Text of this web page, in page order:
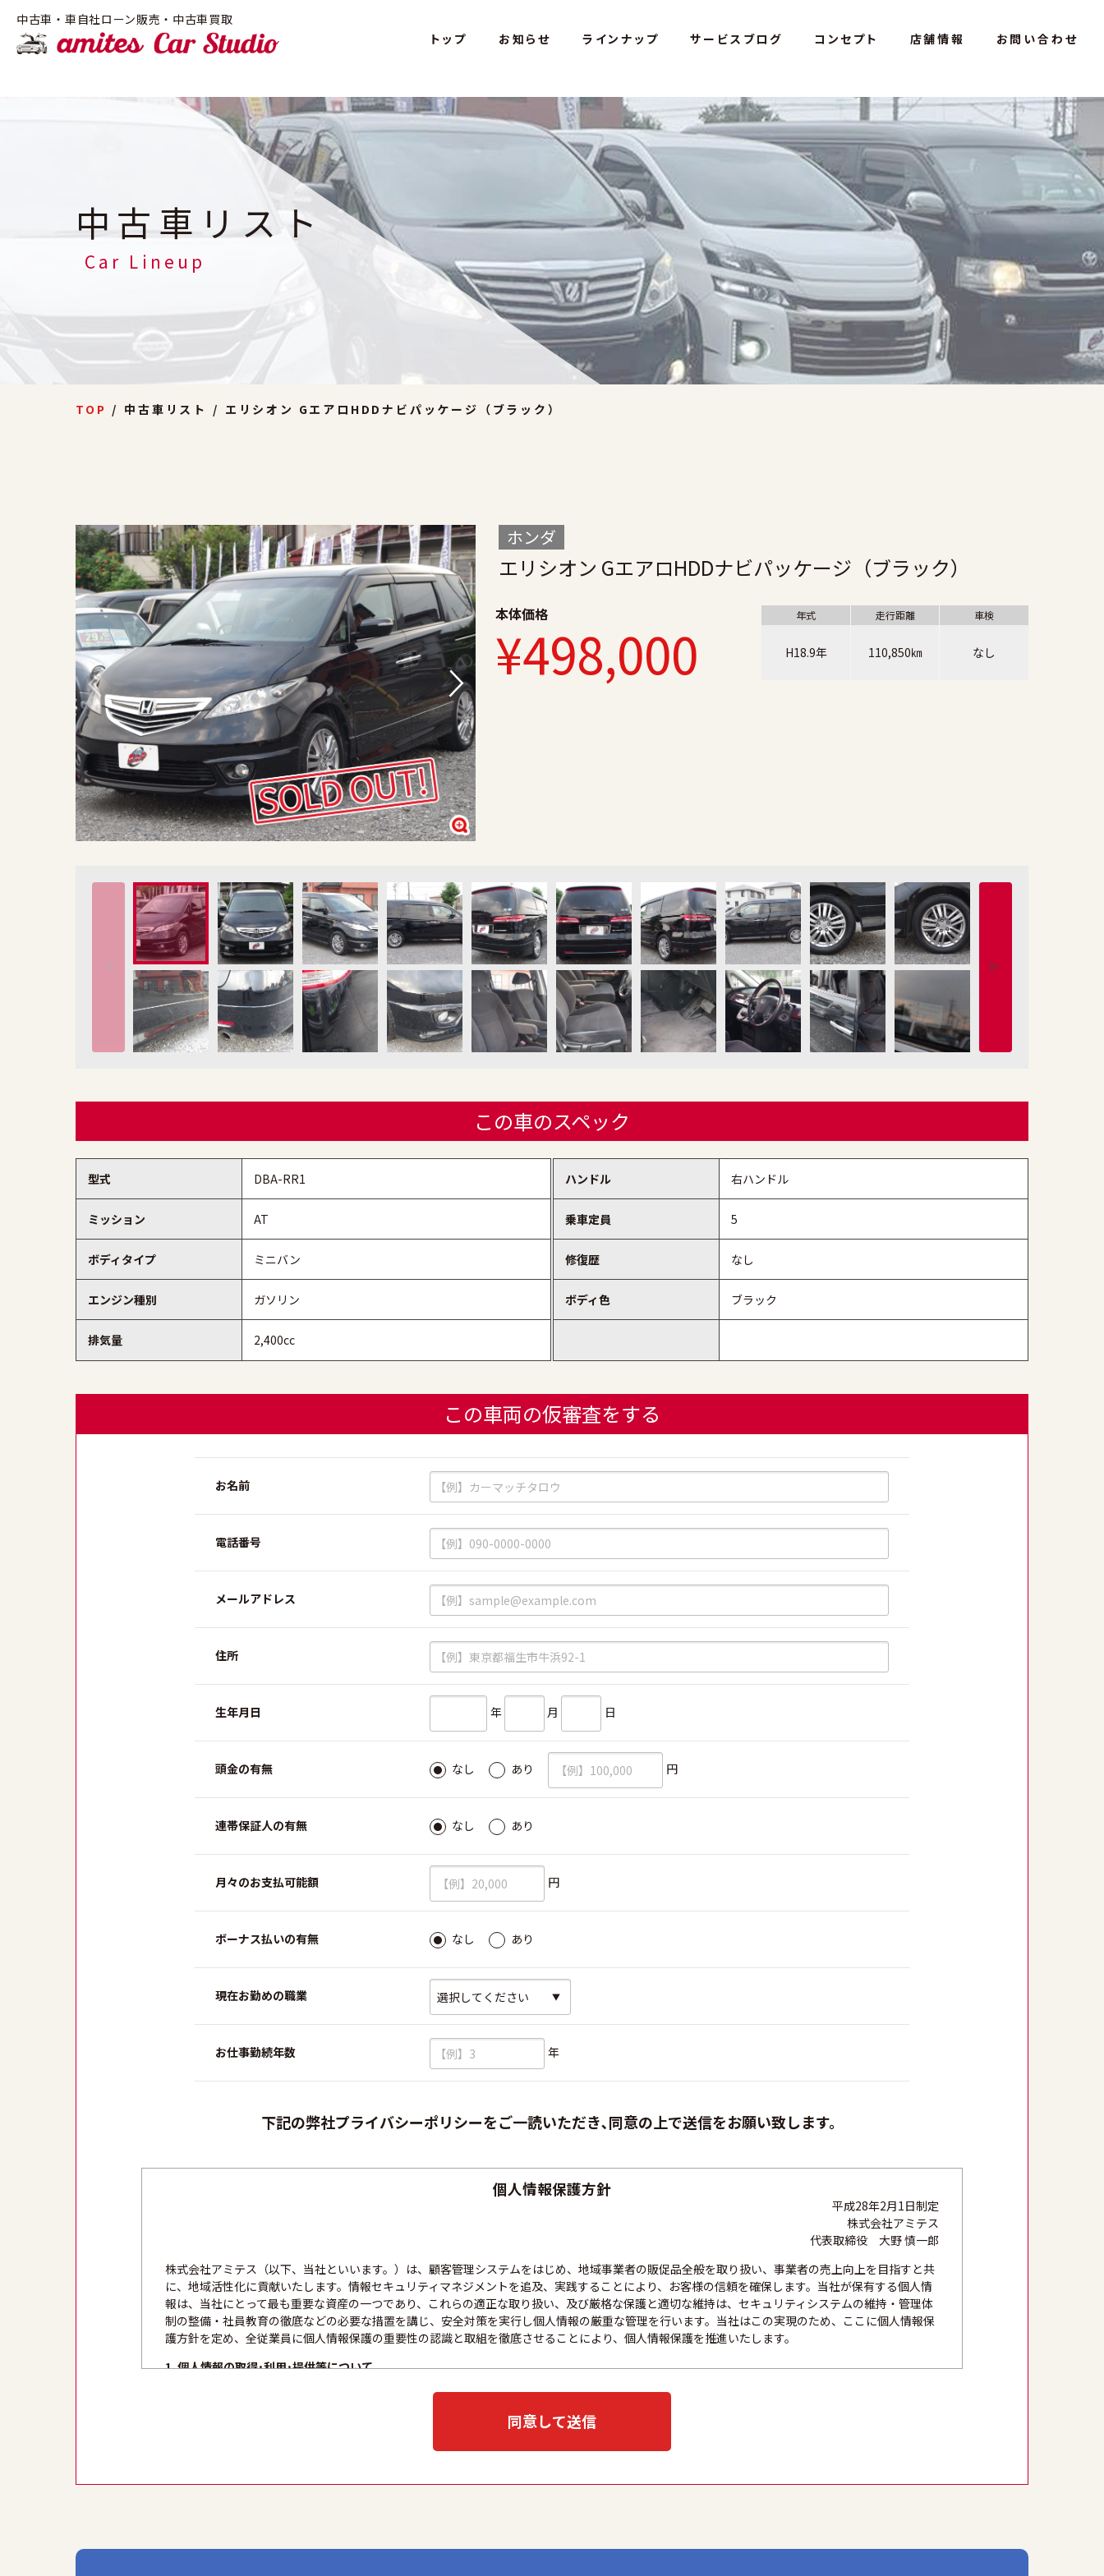
中古車・車自社ローン販売・中古車買取
amites Car Studio - アミテス カースタジオ
トップ お知らせ ラインナップ サービスブログ コンセプト 店舗情報 お問い合わせ
中古車リスト
Car Lineup
TOP 中古車リスト エリシオン GエアロHDDナビパッケージ（ブラック）
ホンダ
エリシオン GエアロHDDナビパッケージ（ブラック）
本体価格
¥498,000
年式
H18.9年
走行距離
110,850㎞
車検
なし
この車のスペック
型式 DBA-RR1 ハンドル 右ハンドル
ミッション AT 乗車定員 5
ボディタイプ ミニバン 修復歴 なし
エンジン種別 ガソリン ボディ色 ブラック
排気量 2,400cc
この車両の仮審査をする
お名前
電話番号
メールアドレス
住所
生年月日 年 月 日
頭金の有無 なし あり 円
連帯保証人の有無 なし あり
月々のお支払可能額 円
ボーナス払いの有無 なし あり
現在お勤めの職業
お仕事勤続年数 年
下記の弊社プライバシーポリシーをご一読いただき､同意の上で送信をお願い致します。
個人情報保護方針
平成28年2月1日制定
株式会社アミテス
代表取締役 大野 慎一郎
株式会社アミテス（以下、当社といいます。）は、顧客管理システムをはじめ、地域事業者の販促品全般を取り扱い、事業者の売上向上を目指すと共
に、地域活性化に貢献いたします。情報セキュリティマネジメントを追及、実践することにより、お客様の信頼を確保します。当社が保有する個人情
報は、当社にとって最も重要な資産の一つであり、これらの適正な取り扱い、及び厳格な保護と適切な維持は、セキュリティシステムの維持・管理体
制の整備・社員教育の徹底などの必要な措置を講じ、安全対策を実行し個人情報の厳重な管理を行います。当社はこの実現のため、ここに個人情報保
護方針を定め、全従業員に個人情報保護の重要性の認識と取組を徹底させることにより、個人情報保護を推進いたします。
1. 個人情報の取得･利用･提供等について
②個人情報を利用する際は、本人に明示、通知、または公表した利用目的の範囲内に限定し、それに反する目的外利用を行なわないための措置を講じ
③個人情報を第三者に提供またはその取扱いを委託する際は、本人が同意を与えた利用目的の範囲内で、適法にこれを行います。
2. 安全対策の実施について
3. 苦情および相談等に対する適正な対応について
同意して送信